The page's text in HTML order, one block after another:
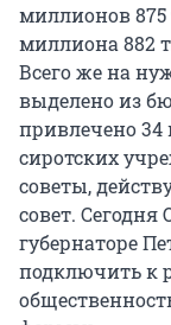
миллионов
миллиона 882
Всего же на
выделено из
привлечено
сиротских
советы,
совет.
губернаторе
подключить к